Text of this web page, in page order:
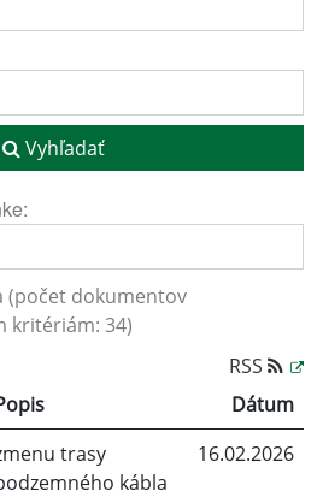
Vyhľadať
(počet dokumentov
kritériám: 34)
RSS
Dátum
trasy
kábla
16.02.2026